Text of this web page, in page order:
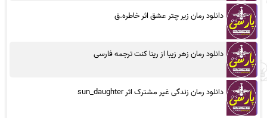
دانلود رمان زیر چتر عشق اثر خاطره.ق
دانلود رمان زهر زیبا از رینا کنت ترجمه فارسی
دانلود رمان زندگی غیر مشترک اثر sun_daughter